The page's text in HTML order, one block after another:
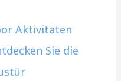
Aktivitäten
Sie die